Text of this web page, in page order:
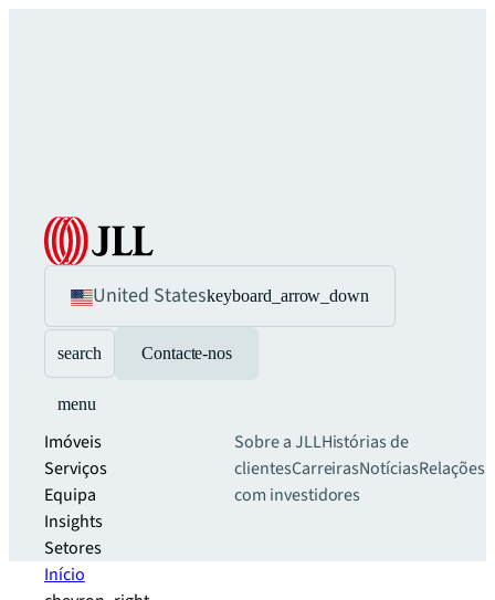
United Stateskeyboard_arrow_down
search Contacte-nos
menu
Imóveis
Serviços
Equipa
Insights
Setores
Sobre a JLLHistórias de
clientesCarreirasNotíciasRelações
com investidores
Início